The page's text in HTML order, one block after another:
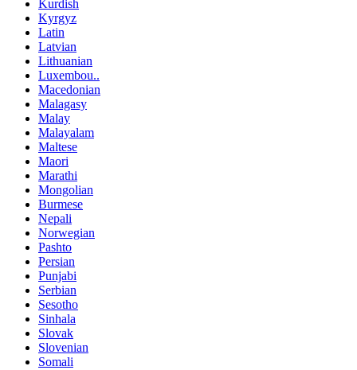
Kurdish
Kyrgyz
Latin
Latvian
Lithuanian
Luxembou..
Macedonian
Malagasy
Malay
Malayalam
Maltese
Maori
Marathi
Mongolian
Burmese
Nepali
Norwegian
Pashto
Persian
Punjabi
Serbian
Sesotho
Sinhala
Slovak
Slovenian
Somali